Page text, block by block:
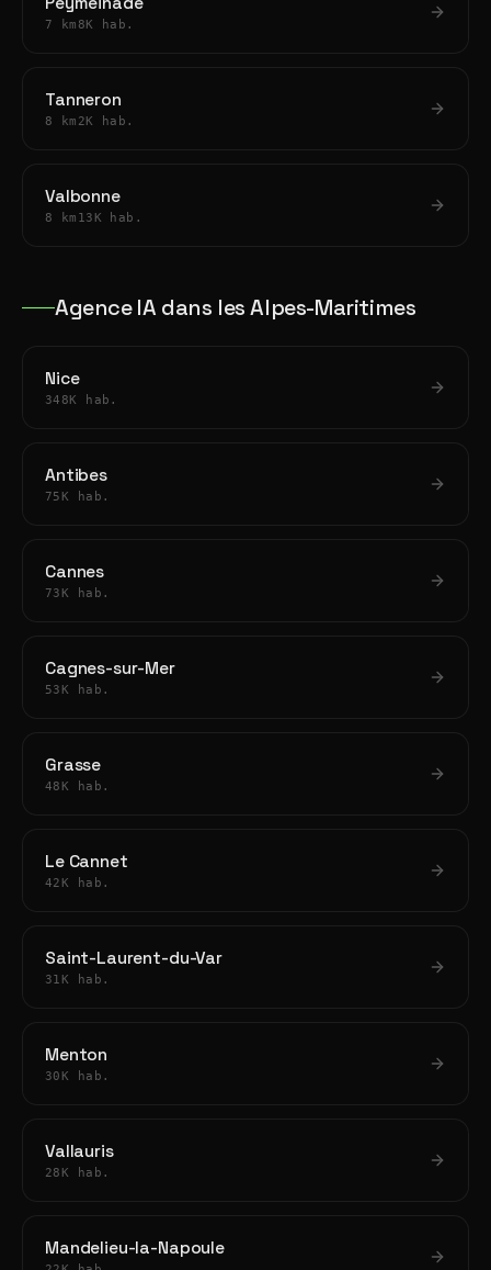
7 km 8K hab.
Tanneron
8 km 2K hab.
Valbonne
8 km 13K hab.
Agence IA dans les Alpes-Maritimes
Nice
348K hab.
Antibes
75K hab.
Cannes
73K hab.
Cagnes-sur-Mer
53K hab.
Grasse
48K hab.
Le Cannet
42K hab.
Saint-Laurent-du-Var
31K hab.
Menton
30K hab.
Vallauris
28K hab.
Mandelieu-la-Napoule